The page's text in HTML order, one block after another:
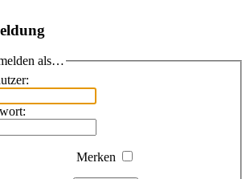
als…
Merken